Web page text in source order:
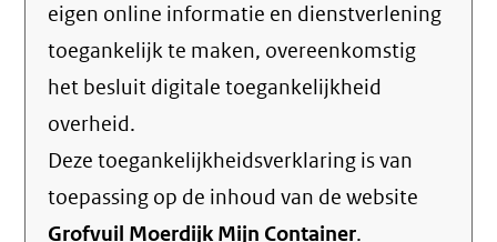
eigen online informatie en dienstverlening
toegankelijk te maken, overeenkomstig
het besluit digitale toegankelijkheid
overheid.
Deze toegankelijkheidsverklaring is van
toepassing op de inhoud van de website
Grofvuil Moerdijk Mijn Container.